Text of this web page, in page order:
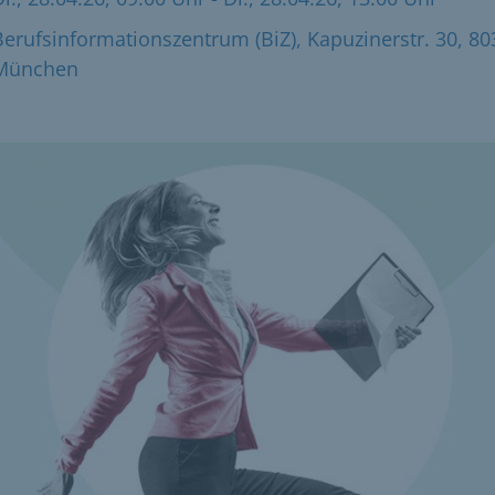
(BiZ), Kapuzinerstr. 30,